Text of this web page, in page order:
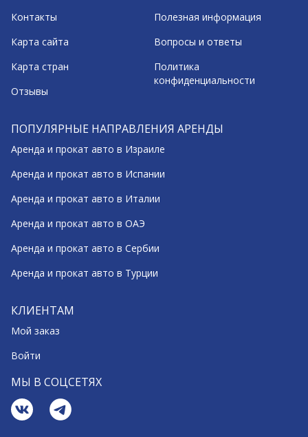
Контакты
Карта сайта
Карта стран
Отзывы
Полезная информация
Вопросы и ответы
Политика
конфиденциальности
ПОПУЛЯРНЫЕ НАПРАВЛЕНИЯ АРЕНДЫ
Аренда и прокат авто в Израиле
Аренда и прокат авто в Испании
Аренда и прокат авто в Италии
Аренда и прокат авто в ОАЭ
Аренда и прокат авто в Сербии
Аренда и прокат авто в Турции
КЛИЕНТАМ
Мой заказ
Войти
МЫ В СОЦСЕТЯХ